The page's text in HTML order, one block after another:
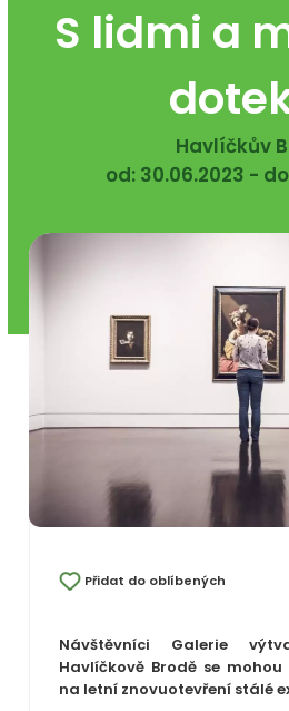
S lidmi a
Havlíčkův
od: 30.06.2023 -
Přidat do oblíbených
Návštěvníci Galerie
Havlíčkově Brodě se
na letní znovuotevření stálé